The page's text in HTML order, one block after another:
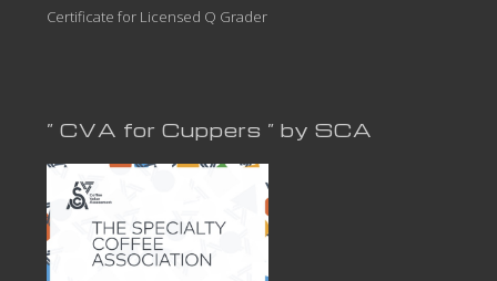
Certificate for Licensed Q Grader
” CVA for Cuppers ” by SCA